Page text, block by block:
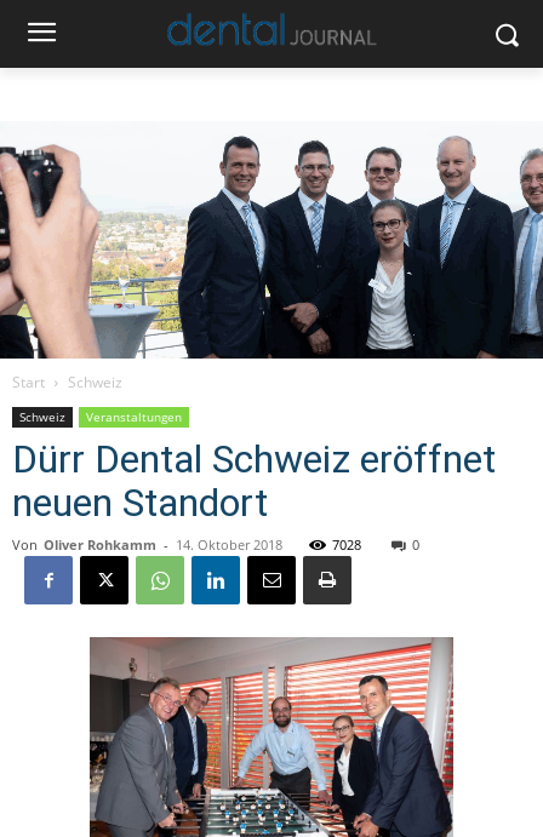
Start Schweiz
Schweiz Veranstaltungen
Dürr Dental Schweiz eröffnet
neuen Standort
Von Oliver Rohkamm - 14. Oktober 2018 7028 0